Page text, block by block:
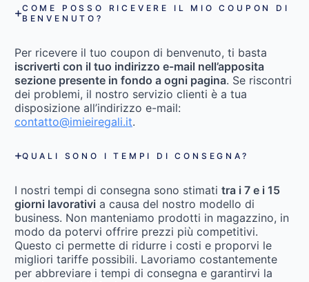
COME POSSO RICEVERE IL MIO COUPON DI
BENVENUTO?
Per ricevere il tuo coupon di benvenuto, ti basta
iscriverti con il tuo indirizzo e-mail nell’apposita
sezione presente in fondo a ogni pagina. Se riscontri
dei problemi, il nostro servizio clienti è a tua
disposizione all’indirizzo e-mail:
contatto@imieiregali.it.
QUALI SONO I TEMPI DI CONSEGNA?
I nostri tempi di consegna sono stimati tra i 7 e i 15
giorni lavorativi a causa del nostro modello di
business. Non manteniamo prodotti in magazzino, in
modo da potervi offrire prezzi più competitivi.
Questo ci permette di ridurre i costi e proporvi le
migliori tariffe possibili. Lavoriamo costantemente
per abbreviare i tempi di consegna e garantirvi la